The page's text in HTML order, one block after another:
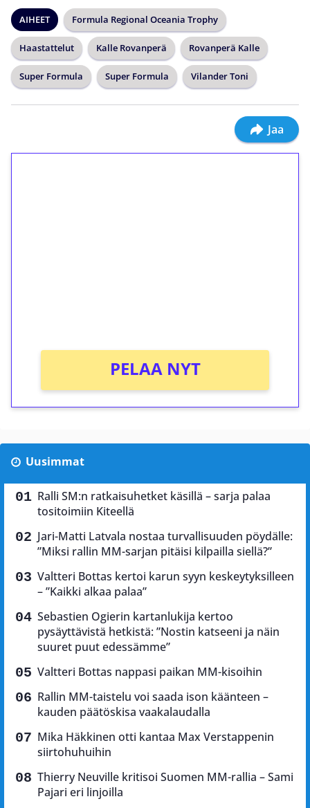
AIHEET Formula Regional Oceania Trophy
Haastattelut Kalle Rovanperä Rovanperä Kalle
Super Formula Super Formula Vilander Toni
Jaa
PELAA NYT
Uusimmat
Ralli SM:n ratkaisuhetket käsillä – sarja palaa
tositoimiin Kiteellä
Jari-Matti Latvala nostaa turvallisuuden pöydälle:
”Miksi rallin MM-sarjan pitäisi kilpailla siellä?”
Valtteri Bottas kertoi karun syyn keskeytyksilleen
– ”Kaikki alkaa palaa”
Sebastien Ogierin kartanlukija kertoo
pysäyttävistä hetkistä: ”Nostin katseeni ja näin
suuret puut edessämme”
Valtteri Bottas nappasi paikan MM-kisoihin
Rallin MM-taistelu voi saada ison käänteen –
kauden päätöskisa vaakalaudalla
Mika Häkkinen otti kantaa Max Verstappenin
siirtohuhuihin
Thierry Neuville kritisoi Suomen MM-rallia – Sami
Pajari eri linjoilla